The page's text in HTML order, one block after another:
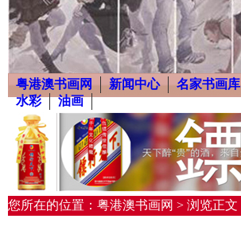
粤港澳书画网 新闻中心 名家书画库
水彩
油画
您所在的位置：粤港澳书画网 > 浏览正文